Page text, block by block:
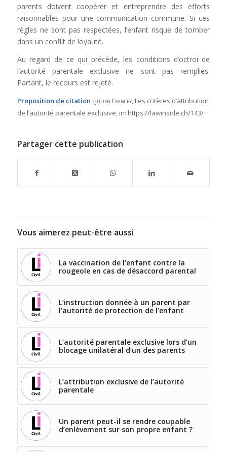
parents doivent coopérer et entreprendre des efforts
raisonnables pour une communication commune. Si ces
règles ne sont pas respectées, l’enfant risque de tomber
dans un conflit de loyauté.
Au regard de ce qui précède, les conditions d’octroi de
l’autorité parentale exclusive ne sont pas remplies.
Partant, le recours est rejeté.
Proposition de citation : Julien Francey, Les critères d’attribution
de l’autorité parentale exclusive, in: https://lawinside.ch/143/
Partager cette publication
Vous aimerez peut-être aussi
La vaccination de l’enfant contre la
rougeole en cas de désaccord parental
L’instruction donnée à un parent par
l’autorité de protection de l’enfant
L’autorité parentale exclusive lors d’un
blocage unilatéral d’un des parents
L’attribution exclusive de l’autorité
parentale
Un parent peut-il se rendre coupable
d’enlèvement sur son propre enfant ?